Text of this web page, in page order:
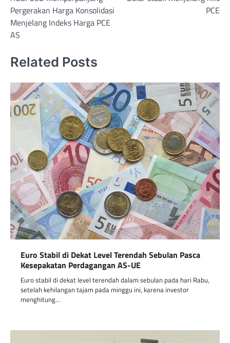
Pergerakan Harga Konsolidasi
Menjelang Indeks Harga PCE
AS
PCE
Related Posts
Euro Stabil di Dekat Level Terendah Sebulan Pasca
Kesepakatan Perdagangan AS-UE
Euro stabil di dekat level terendah dalam sebulan pada hari Rabu,
setelah kehilangan tajam pada minggu ini, karena investor
menghitung…